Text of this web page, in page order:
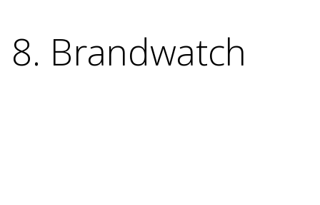
8. Brandwatch